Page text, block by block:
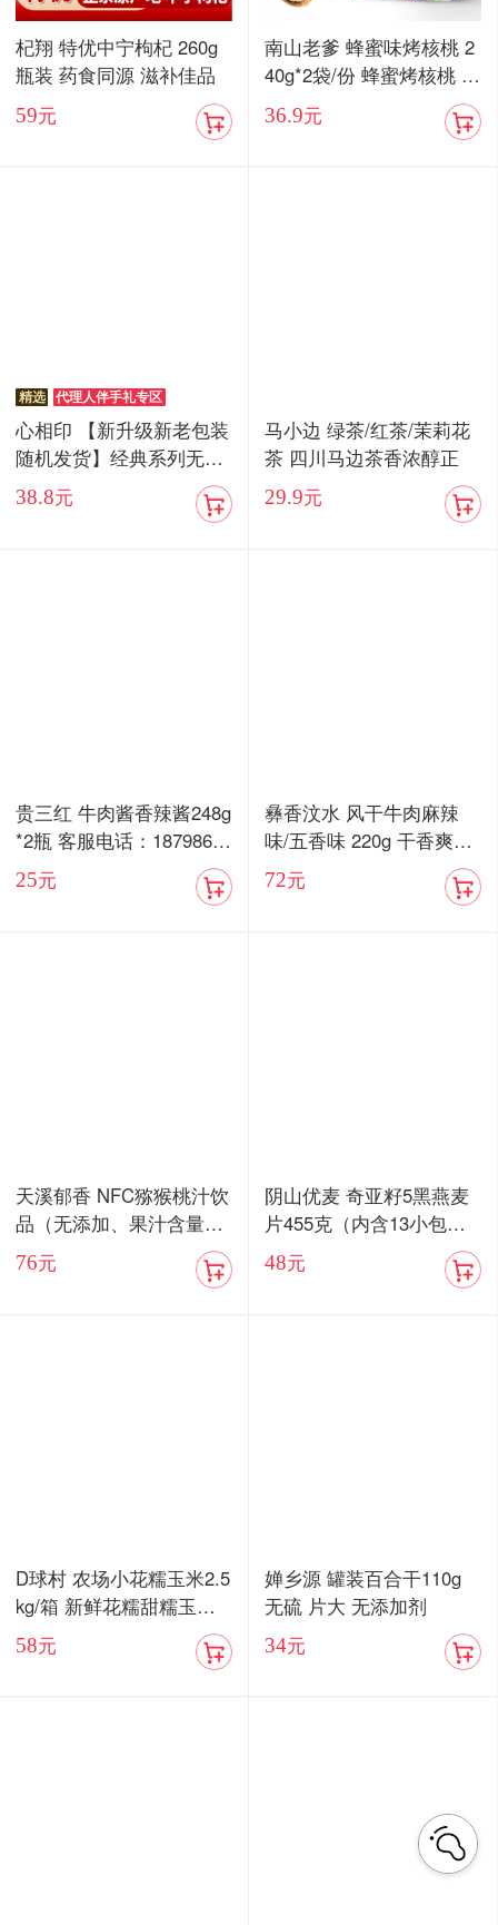
杞翔 特优中宁枸杞 260g
瓶装 药食同源 滋补佳品
59元
南山老爹 蜂蜜味烤核桃 2
40g*2袋/份 蜂蜜烤核桃 酥
脆香甜
36.9元
精选 代理人伴手礼专区
心相印 【新升级新老包装
随机发货】经典系列无香
抽纸3层100抽24包家用实
惠装整箱纸巾面巾餐巾纸
38.8元
马小边 绿茶/红茶/茉莉花
茶 四川马边茶香浓醇正
29.9元
贵三红 牛肉酱香辣酱248g
*2瓶 客服电话：18798676
577
25元
彝香汶水 风干牛肉麻辣
味/五香味 220g 干香爽口
嚼劲十足
72元
天溪郁香 NFC猕猴桃汁饮
品（无添加、果汁含量8
5%）顺丰包邮
76元
阴山优麦 奇亚籽5黑燕麦
片455克（内含13小包）/
血燕麦5红燕麦片455克
（内含13小包）
48元
D球村 农场小花糯玉米2.5
kg/箱 新鲜花糯甜糯玉米
棒真空
58元
婵乡源 罐装百合干110g
无硫 片大 无添加剂
34元